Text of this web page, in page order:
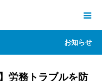
お知らせ
労務トラブルを防